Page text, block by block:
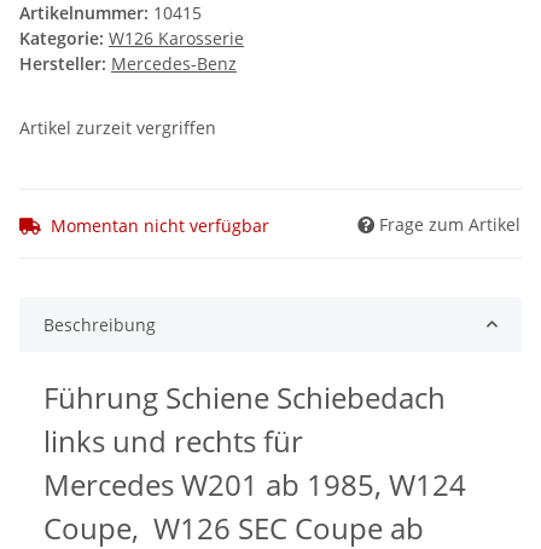
Artikelnummer: 10415
Kategorie: W126 Karosserie
Hersteller: Mercedes-Benz
Artikel zurzeit vergriffen
Momentan nicht verfügbar Frage zum Artikel
Beschreibung
Führung Schiene Schiebedach
links und rechts für
Mercedes W201 ab 1985, W124
Coupe, W126 SEC Coupe ab